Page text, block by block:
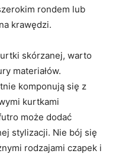
rondem lub‍
krawędzi.
skórzanej, warto
materiałów.
komponują się z
kurtkami
może dodać‌
stylizacji. Nie bój się
rodzajami czapek i